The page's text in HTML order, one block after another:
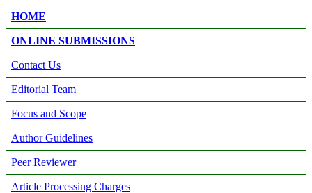
HOME
ONLINE SUBMISSIONS
Contact Us
Editorial Team
Focus and Scope
Author Guidelines
Peer Reviewer
Article Processing Charges